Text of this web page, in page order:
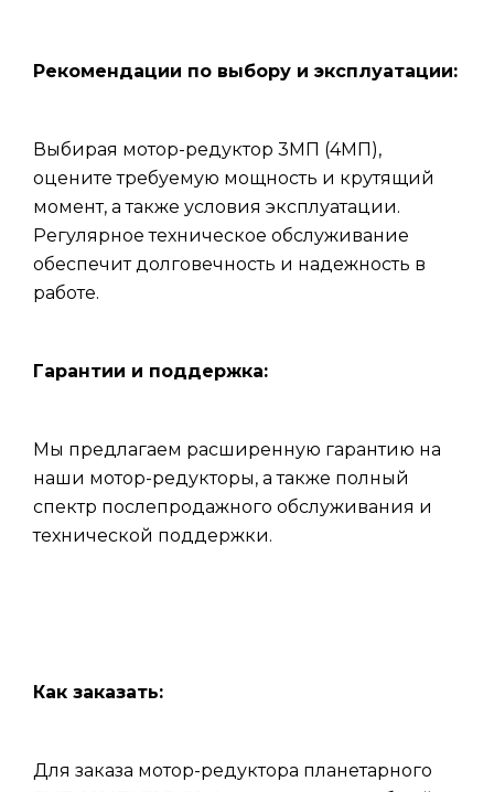
Рекомендации по выбору и эксплуатации:
Выбирая мотор-редуктор 3МП (4МП),
оцените требуемую мощность и крутящий
момент, а также условия эксплуатации.
Регулярное техническое обслуживание
обеспечит долговечность и надежность в
работе.
Гарантии и поддержка:
Мы предлагаем расширенную гарантию на
наши мотор-редукторы, а также полный
спектр послепродажного обслуживания и
технической поддержки.
Как заказать:
Для заказа мотор-редуктора планетарного